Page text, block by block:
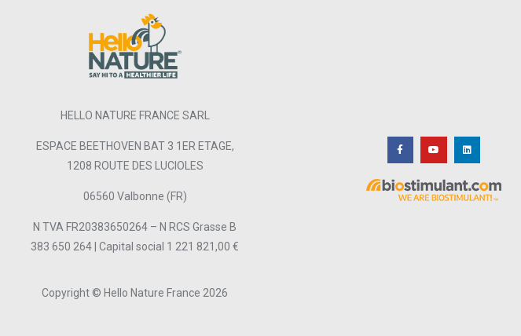
HELLO NATURE FRANCE SARL
ESPACE BEETHOVEN BAT 3 1ER ETAGE,
1208 ROUTE DES LUCIOLES
06560 Valbonne (FR)
N TVA FR20383650264 – N RCS Grasse B
383 650 264 | Capital social 1 221 821,00 €
Copyright © Hello Nature France 2026